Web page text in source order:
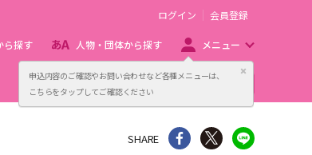
申込内容のご確認やお問い合わせなど各種メニューは、
こちらをタップしてご確認ください
閉じる
ログイン 会員登録
ら探す 人物・団体から探す メニュー
主催者向け販売サービス
SHARE シェア Twitter